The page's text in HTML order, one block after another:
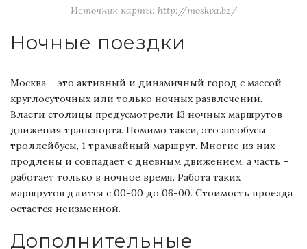
Источник карты: http://moskva.bz/
Ночные поездки
Москва – это активный и динамичный город с массой
круглосуточных или только ночных развлечений.
Власти столицы предусмотрели 13 ночных маршрутов
движения транспорта. Помимо такси, это автобусы,
троллейбусы, 1 трамвайный маршрут. Многие из них
продлены и совпадает с дневным движением, а часть –
работает только в ночное время. Работа таких
маршрутов длится с 00-00 до 06-00. Стоимость проезда
остается неизменной.
Дополнительные